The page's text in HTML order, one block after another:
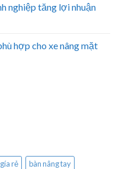
nghiệp tăng lợi nhuận
hợp cho xe nâng mặt
rẻ
bàn nâng tay